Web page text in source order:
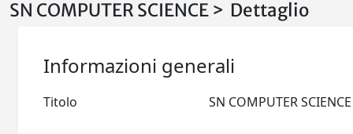
SN COMPUTER SCIENCE > Dettaglio
Informazioni generali
Titolo